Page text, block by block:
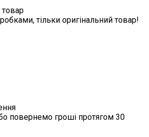
товар
тільки оригінальний товар!
повернемо гроші протягом 30